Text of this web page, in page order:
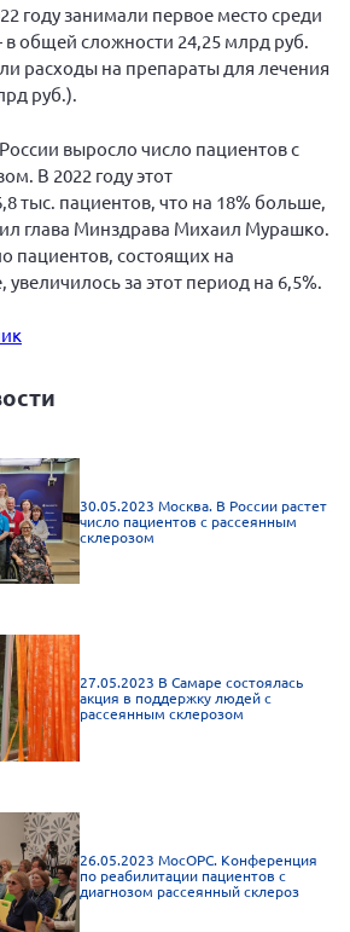
РС
году занимали первое место среди
общей сложности 24,25 млрд руб.
расходы на препараты для лечения
руб.).
выросло число пациентов с
В 2022 году этот
тыс. пациентов, что на 18% больше,
глава Минздрава Михаил Мурашко.
пациентов, состоящих на
за этот период на 6,5%.
30.05.2023 Москва. В России растет
число пациентов с рассеянным
склерозом
27.05.2023 В Самаре состоялась
акция в поддержку людей с
рассеянным склерозом
26.05.2023 МосОРС. Конференция
по реабилитации пациентов с
диагнозом рассеянный склероз